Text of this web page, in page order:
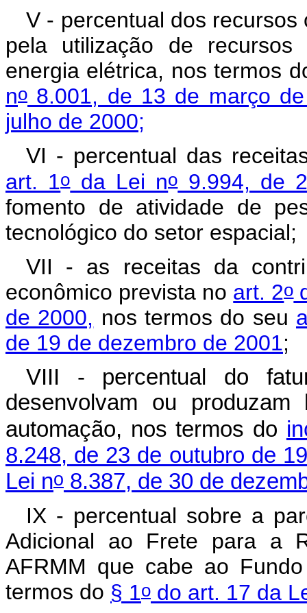
V - percentual dos
pela utilização de
energia elétrica, nos termos
no 8.001, de 13 de março
julho de 2000;
VI - percentual das
art. 1oda Lei no9.994, de
fomento de atividade de
tecnológico do setor espacial;
VII - as receitas da
econômico prevista no art. 2o
de 2000, nos termos do seu
de 19 de dezembro de 2001;
VIII - percentual do
desenvolvam ou
automação, nos termos do
8.248, de 23 de outubro de
Lei no 8.387, de 30 de
IX - percentual sobre a
Adicional ao Frete para a
AFRMM que cabe ao
termos do § 1o do art. 17 da